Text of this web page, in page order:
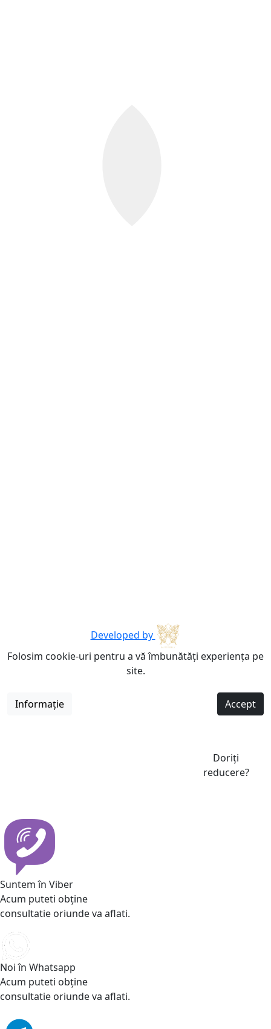
Developed by
Folosim cookie-uri pentru a vă îmbunătăți experiența pe
site.
Informație Accept
Doriți
reducere?
Suntem în Viber
Acum puteti obține
consultatie oriunde va aflati.
Noi în Whatsapp
Acum puteti obține
consultatie oriunde va aflati.